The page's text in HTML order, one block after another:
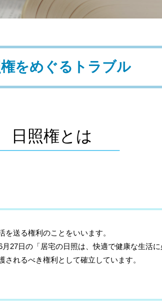
権をめぐるトラブル
日照権とは
送る権利のことをいいます。
27日の「居宅の日照は、快適で健康な生活
れるべき権利として確立しています。